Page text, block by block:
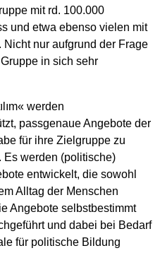
mit rd. 100.000
und etwa ebenso vielen mit
nur aufgrund der Frage
in sich sehr
werden
passgenaue Angebote der
für ihre Zielgruppe zu
Es werden (politische)
entwickelt, die sowohl
Alltag der Menschen
Angebote selbstbestimmt
und dabei bei Bedarf
für politische Bildung